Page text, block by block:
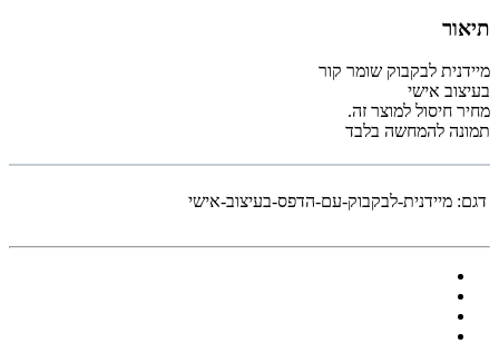
תיאור
מיידנית לבקבוק שומר קור
בעיצוב אישי
מחיר חיסול למוצר זה.
תמונה להמחשה בלבד
דגם: מיידנית-לבקבוק-עם-הדפס-בעיצוב-אישי